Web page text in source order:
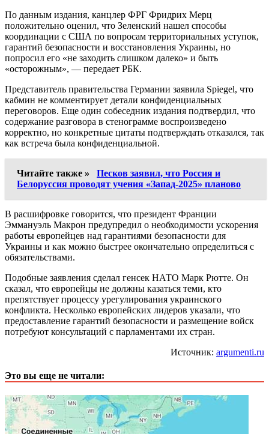
По данным издания, канцлер ФРГ Фридрих Мерц
положительно оценил, что Зеленский нашел способы
координации с США по вопросам территориальных уступок,
гарантий безопасности и восстановления Украины, но
попросил его «не заходить слишком далеко» и быть
«осторожным», — передает РБК.
Представитель правительства Германии заявила Spiegel, что
кабмин не комментирует детали конфиденциальных
переговоров. Еще один собеседник издания подтвердил, что
содержание разговора в стенограмме воспроизведено
корректно, но конкретные цитаты подтверждать отказался, так
как встреча была конфиденциальной.
Читайте также »
Песков заявил, что Россия и
Белоруссия проводят учения «Запад-2025» планово
В расшифровке говорится, что президент Франции
Эммануэль Макрон предупредил о необходимости ускорения
работы европейцев над гарантиями безопасности для
Украины и как можно быстрее окончательно определиться с
обязательствами.
Подобные заявления сделал генсек НАТО Марк Рютте. Он
сказал, что европейцы не должны казаться теми, кто
препятствует процессу урегулирования украинского
конфликта. Несколько европейских лидеров указали, что
предоставление гарантий безопасности и размещение войск
потребуют консультаций с парламентами их стран.
Источник: argumenti.ru
Это вы еще не читали: